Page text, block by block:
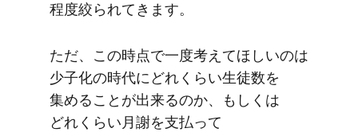
程度絞られてきます。
ただ、​この​時点で​一度​考えて​ほしいのは​
少子化の​時代に​どれくらい​生徒数を​
集める​ことが​出来るのか、​もしくは​
どれくらい​月謝を​支払って​